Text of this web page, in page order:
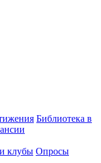
Библиотека в
клубы Опросы